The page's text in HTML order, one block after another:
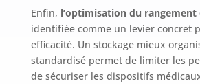
Enfin, l’optimisation du
identifiée comme un levier concret
efficacité. Un stockage mieux
standardisé permet de limiter les
de sécuriser les dispositifs